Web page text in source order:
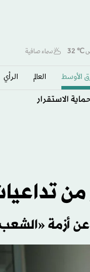
℃
32 سماء صافية
الأوسط​ العالم الرأي
الاستقرار
من
أزمة